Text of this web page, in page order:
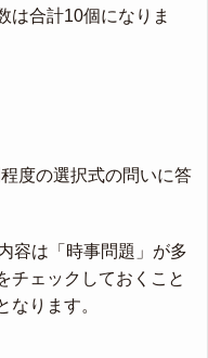
は合計10個になりま
度の選択式の問いに答
容は「時事問題」が多
チェックしておくこと
なります。